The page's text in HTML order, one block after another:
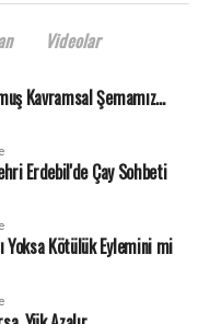
Videolar
Kavramsal Şemamız…
Erdebil'de Çay Sohbeti
Yoksa Kötülük Eylemini mi